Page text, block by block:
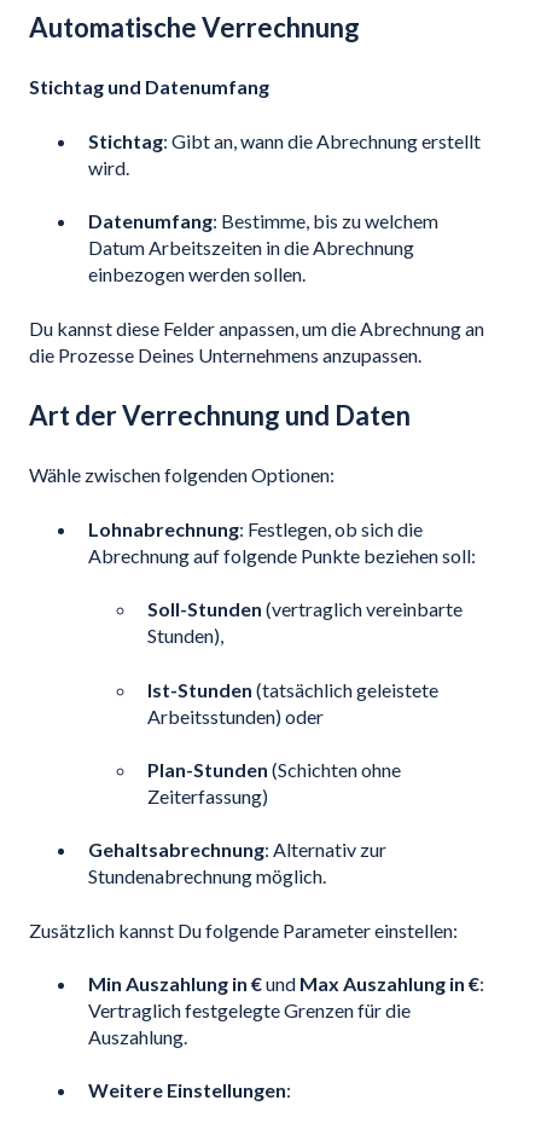
Automatische Verrechnung
Stichtag und Datenumfang
Stichtag: Gibt an, wann die Abrechnung erstellt
wird.
Datenumfang: Bestimme, bis zu welchem
Datum Arbeitszeiten in die Abrechnung
einbezogen werden sollen.
Du kannst diese Felder anpassen, um die Abrechnung an
die Prozesse Deines Unternehmens anzupassen.
Art der Verrechnung und Daten
Wähle zwischen folgenden Optionen:
Lohnabrechnung: Festlegen, ob sich die
Abrechnung auf folgende Punkte beziehen soll:
Soll-Stunden (vertraglich vereinbarte
Stunden),
Ist-Stunden (tatsächlich geleistete
Arbeitsstunden) oder
Plan-Stunden (Schichten ohne
Zeiterfassung)
Gehaltsabrechnung: Alternativ zur
Stundenabrechnung möglich.
Zusätzlich kannst Du folgende Parameter einstellen:
Min Auszahlung in €und Max Auszahlung in €:
Vertraglich festgelegte Grenzen für die
Auszahlung.
Weitere Einstellungen: